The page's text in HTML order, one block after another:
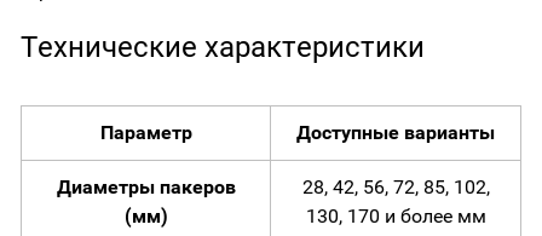
Технические характеристики
Параметр Доступные варианты
Диаметры пакеров
(мм)
28, 42, 56, 72, 85, 102,
130, 170 и более мм